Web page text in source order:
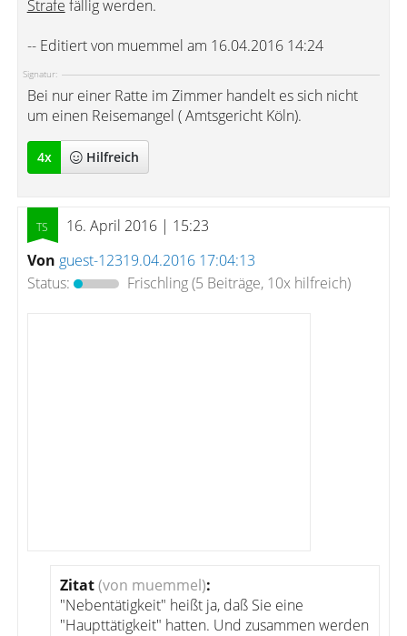
Strafe fällig werden.
-- Editiert von muemmel am 16.04.2016 14:24
Signatur:
Bei nur einer Ratte im Zimmer handelt es sich nicht
um einen Reisemangel ( Amtsgericht Köln).
4x Hilfreich
16. April 2016 | 15:23
Von guest-12319.04.2016 17:04:13
Status:
Frischling(5 Beiträge, 10x hilfreich)
Zitat(von muemmel):
"Nebentätigkeit" heißt ja, daß Sie eine
"Haupttätigkeit" hatten. Und zusammen werden